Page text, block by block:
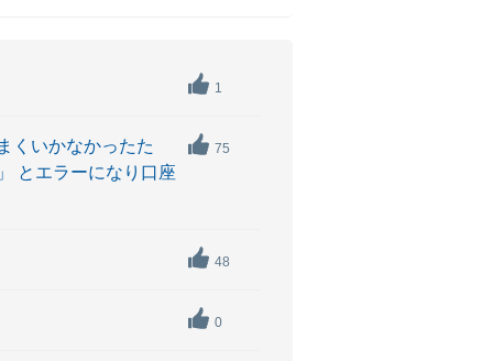
1
くいかなかったた
とエラーになり口座
75
48
0